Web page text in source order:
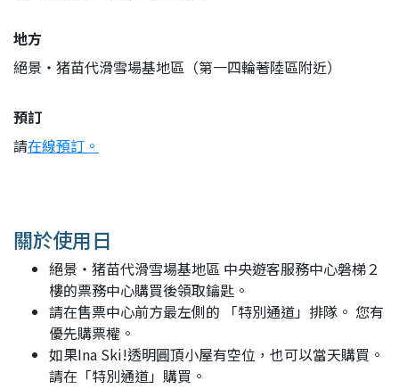
地方
絕景・猪苗代滑雪場基地區（第一四輪著陸區附近）
預訂
請在線預訂。
關於使用日
絕景・猪苗代滑雪場基地區 中央遊客服務中心磐梯２
樓的票務中心購買後領取鑰匙。
請在售票中心前方最左側的 「特別通道」排隊。 您有
優先購票權。
如果Ina Ski!透明圓頂小屋有空位，也可以當天購買。
請在「特別通道」購買。